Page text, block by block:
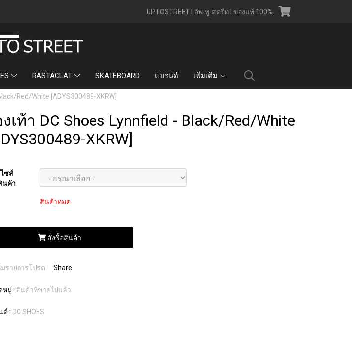
UPTOSTREET l อัพ-ทู-สตรีท l ของแท้ 100%
RASTACLAT SKATEBOARD แบรนด์ เพิ่มเติม
Red/White [ADYS300489-XKRW]
เท้า DC Shoes Lynnfield - Black/Red/White
XKRW]
ไซส์
นค้า
สินค้าหมด
สั่งซื้อสินค้า
มรายการโปรด Share
หมู่ : สินค้าที่ขายไปแล้ว
ด์ : DC SHOES